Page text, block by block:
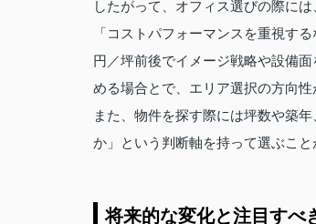
したがって、オフィス選びの際に
「コストパフォーマンスを重視す
円／坪前後でイメージ戦略や設備
める場合とで、エリア選択の方向性
また、物件を探す際には坪数や築
か」という判断軸を持って選ぶこと
将来的な変化と注目すべ